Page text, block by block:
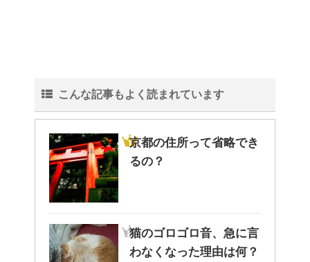
こんな記事もよく読まれています
京都の住所って省略でき
るの？
猫のゴロゴロ音、急に言
わなくなった理由は何？